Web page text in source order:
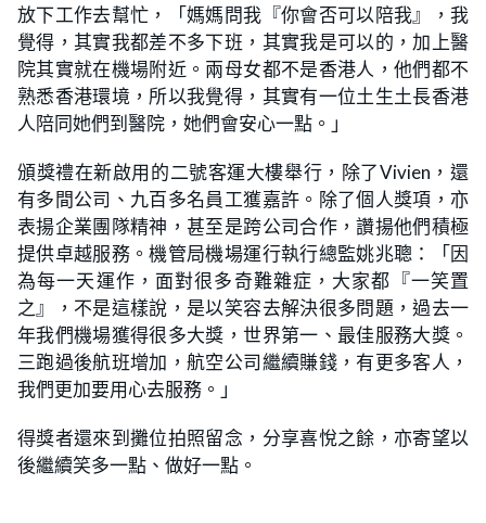
放下工作去幫忙，「媽媽問我『你會否可以陪我』，我
覺得，其實我都差不多下班，其實我是可以的，加上醫
院其實就在機場附近。兩母女都不是香港人，他們都不
熟悉香港環境，所以我覺得，其實有一位土生土長香港
人陪同她們到醫院，她們會安心一點。」
頒獎禮在新啟用的二號客運大樓舉行，除了Vivien，還
有多間公司、九百多名員工獲嘉許。除了個人獎項，亦
表揚企業團隊精神，甚至是跨公司合作，讚揚他們積極
提供卓越服務。機管局機場運行執行總監姚兆聰：「因
為每一天運作，面對很多奇難雜症，大家都『一笑置
之』，不是這樣說，是以笑容去解決很多問題，過去一
年我們機場獲得很多大獎，世界第一、最佳服務大獎。
三跑過後航班增加，航空公司繼續賺錢，有更多客人，
我們更加要用心去服務。」
得獎者還來到攤位拍照留念，分享喜悅之餘，亦寄望以
後繼續笑多一點、做好一點。